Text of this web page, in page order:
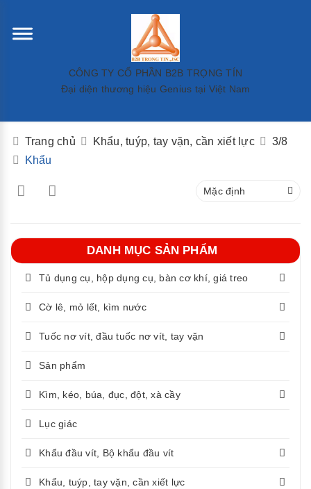
CÔNG TY CỔ PHẦN B2B TRỌNG TÍN
Đại diện thương hiệu Genius tại Việt Nam
Trang chủ Khẩu, tuýp, tay vặn, cần xiết lực
3/8
Khẩu
Mặc định
DANH MỤC SẢN PHẨM
Tủ dụng cụ, hộp dụng cụ, bàn cơ khí, giá treo
Cờ lê, mỏ lết, kìm nước
Tuốc nơ vít, đầu tuốc nơ vít, tay vặn
Sản phẩm
Kìm, kéo, búa, đục, đột, xà cầy
Lục giác
Khẩu đầu vít, Bộ khẩu đầu vít
Khẩu, tuýp, tay vặn, cần xiết lực